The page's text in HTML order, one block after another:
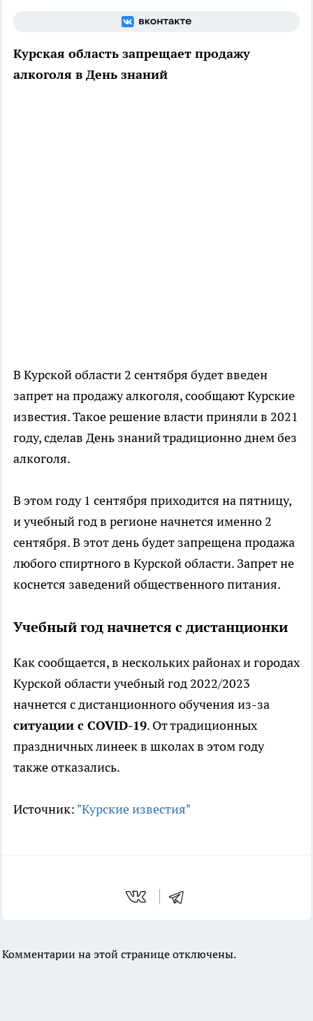
Курская область запрещает продажу
алкоголя в День знаний
В Курской области 2 сентября будет введен
запрет на продажу алкоголя, сообщают Курские
известия. Такое решение власти приняли в 2021
году, сделав День знаний традиционно днем без
алкоголя.
В этом году 1 сентября приходится на пятницу,
и учебный год в регионе начнется именно 2
сентября. В этот день будет запрещена продажа
любого спиртного в Курской области. Запрет не
коснется заведений общественного питания.
Учебный год начнется с дистанционки
Как сообщается, в нескольких районах и городах
Курской области учебный год 2022/2023
начнется с дистанционного обучения из-за
ситуации с COVID-19. От традиционных
праздничных линеек в школах в этом году
также отказались.
Источник: "Курские известия"
Комментарии на этой странице отключены.